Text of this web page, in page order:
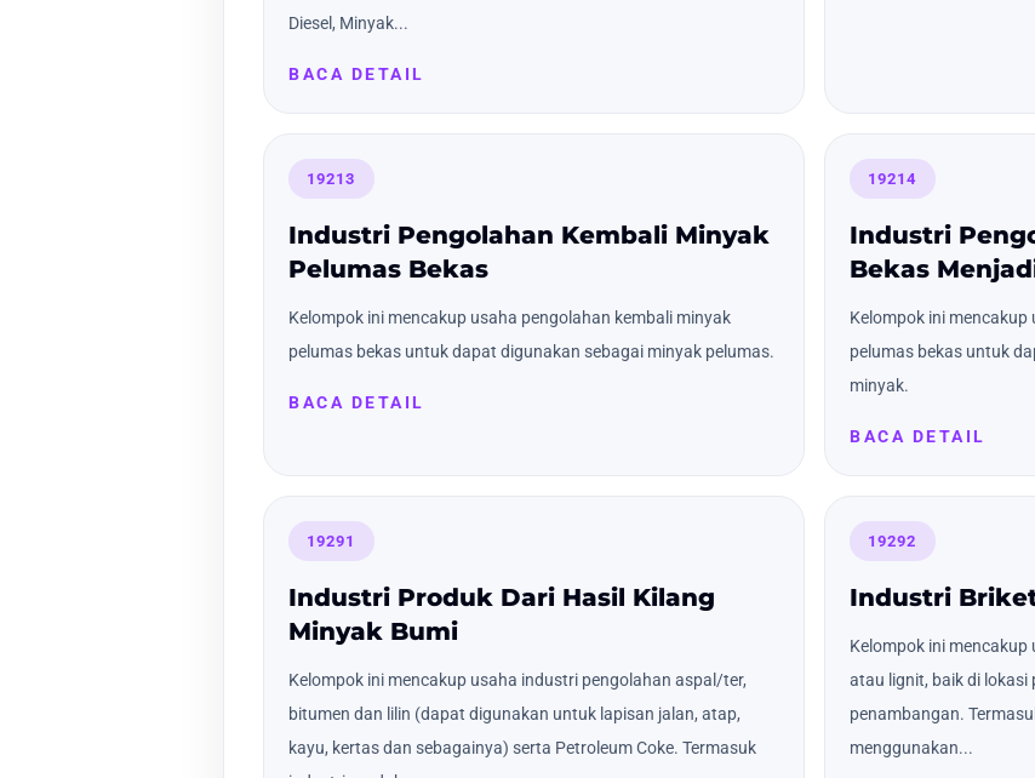
Diesel, Minyak...
BACA DETAIL
19213
Industri Pengolahan Kembali Minyak
Pelumas Bekas
Kelompok ini mencakup usaha pengolahan kembali minyak
pelumas bekas untuk dapat digunakan sebagai minyak pelumas.
BACA DETAIL
19214
Industri
Bekas
Kelompok ini
pelumas bekas untuk
minyak.
BACA DETAIL
19291
Industri Produk Dari Hasil Kilang
Minyak Bumi
Kelompok ini mencakup usaha industri pengolahan aspal/ter,
bitumen dan lilin (dapat digunakan untuk lapisan jalan, atap,
kayu, kertas dan sebagainya) serta Petroleum Coke. Termasuk
19292
Industri
Kelompok ini
atau lignit, baik di
penambangan.
menggunakan...